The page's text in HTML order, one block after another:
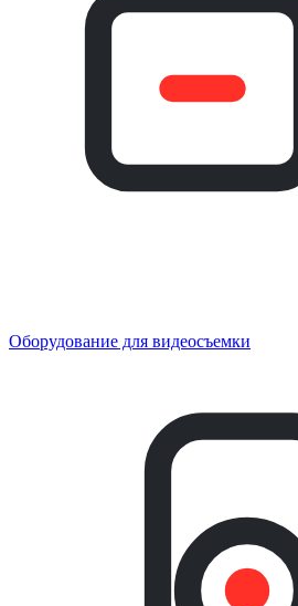
Оборудование для видеосъемки